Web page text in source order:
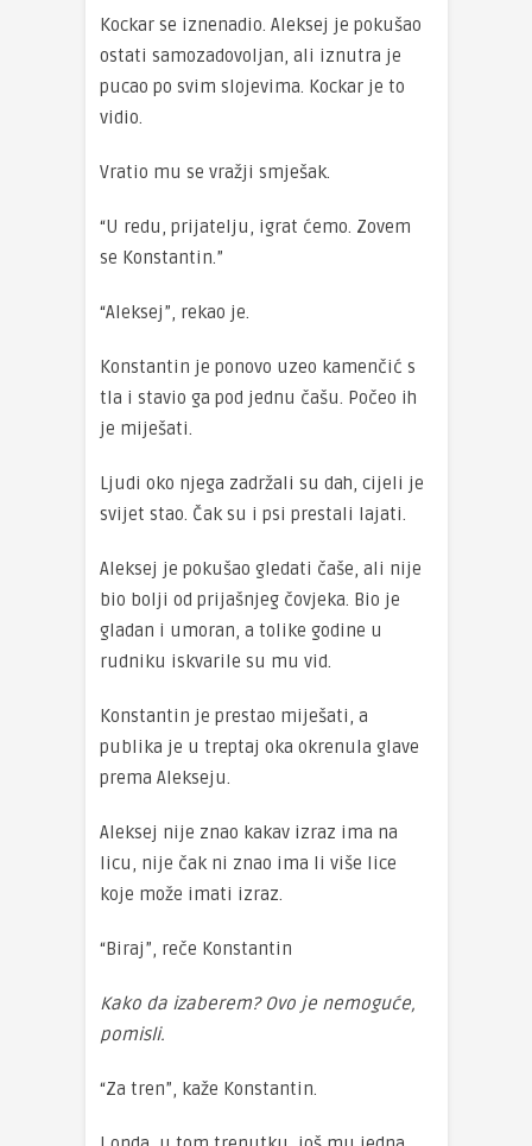
Kockar se iznenadio. Aleksej je pokušao
ostati samozadovoljan, ali iznutra je
pucao po svim slojevima. Kockar je to
vidio.
Vratio mu se vražji smješak.
“U redu, prijatelju, igrat ćemo. Zovem
se Konstantin.”
“Aleksej”, rekao je.
Konstantin je ponovo uzeo kamenčić s
tla i stavio ga pod jednu čašu. Počeo ih
je miješati.
Ljudi oko njega zadržali su dah, cijeli je
svijet stao. Čak su i psi prestali lajati.
Aleksej je pokušao gledati čaše, ali nije
bio bolji od prijašnjeg čovjeka. Bio je
gladan i umoran, a tolike godine u
rudniku iskvarile su mu vid.
Konstantin je prestao miješati, a
publika je u treptaj oka okrenula glave
prema Alekseju.
Aleksej nije znao kakav izraz ima na
licu, nije čak ni znao ima li više lice
koje može imati izraz.
“Biraj”, reče Konstantin
Kako da izaberem? Ovo je nemoguće,
pomisli.
“Za tren”, kaže Konstantin.